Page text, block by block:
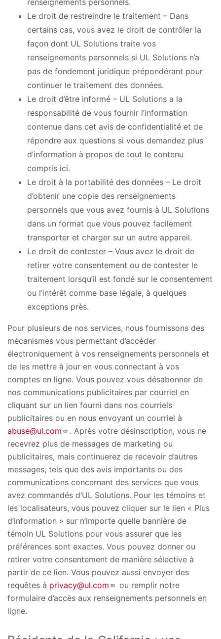
Le droit de restreindre le traitement – Dans
certains cas, vous avez le droit de contrôler la
façon dont UL Solutions traite vos
renseignements personnels si UL Solutions n’a
pas de fondement juridique prépondérant pour
continuer le traitement des données.
Le droit d’être informé – UL Solutions a la
responsabilité de vous fournir l’information
contenue dans cet avis de confidentialité et de
répondre aux questions si vous demandez plus
d’information à propos de tout le contenu
compris ici.
Le droit à la portabilité des données – Le droit
d’obtenir une copie des renseignements
personnels que vous avez fournis à UL Solutions
dans un format que vous pouvez facilement
transporter et charger sur un autre appareil.
Le droit de contester – Vous avez le droit de
retirer votre consentement ou de contester le
traitement lorsqu’il est fondé sur le consentement
ou l’intérêt comme base légale, à quelques
exceptions près.
Pour plusieurs de nos services, nous fournissons des
mécanismes vous permettant d’accéder
électroniquement à vos renseignements personnels et
de les mettre à jour en vous connectant à vos
comptes en ligne. Vous pouvez vous désabonner de
nos communications publicitaires par courriel en
cliquant sur un lien fourni dans nos courriels
publicitaires ou en nous envoyant un courriel à
abuse@ul.com
. Après votre désinscription, vous ne
recevrez plus de messages de marketing ou
publicitaires, mais continuerez de recevoir d’autres
messages, tels que des avis importants ou des
communications concernant des services que vous
avez commandés d’UL Solutions. Pour les témoins et
les localisateurs, vous pouvez cliquer sur le lien « Plus
d’information » sur n’importe quelle bannière de
témoin UL Solutions pour vous assurer que les
préférences sont exactes. Vous pouvez donner ou
retirer votre consentement de manière sélective à
partir de ce lien. Vous pouvez aussi envoyer des
requêtes à privacy@ul.com
ou remplir notre
formulaire d’accès aux renseignements personnels en
ligne.